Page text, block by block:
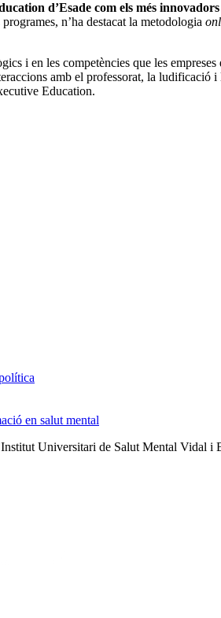
d’Esade com els més
programes, n’ha destacat la metodologia
i en les competències que les
amb el professorat, la ludificació
Education.
en salut mental
Universitari de Salut Mental